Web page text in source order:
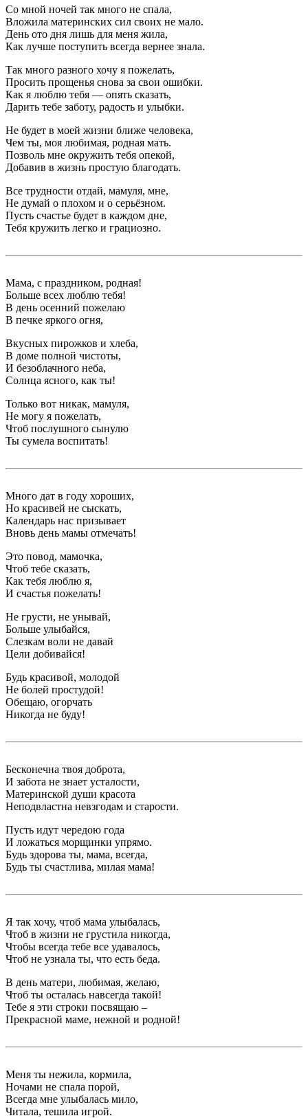
Со мной ночей так много не спала,
Вложила материнских сил своих не мало.
День ото дня лишь для меня жила,
Как лучше поступить всегда вернее знала.
Так много разного хочу я пожелать,
Просить прощенья снова за свои ошибки.
Как я люблю тебя — опять сказать,
Дарить тебе заботу, радость и улыбки.
Не будет в моей жизни ближе человека,
Чем ты, моя любимая, родная мать.
Позволь мне окружить тебя опекой,
Добавив в жизнь простую благодать.
Все трудности отдай, мамуля, мне,
Не думай о плохом и о серьёзном.
Пусть счастье будет в каждом дне,
Тебя кружить легко и грациозно.
Мама, с праздником, родная!
Больше всех люблю тебя!
В день осенний пожелаю
В печке яркого огня,
Вкусных пирожков и хлеба,
В доме полной чистоты,
И безоблачного неба,
Солнца ясного, как ты!
Только вот никак, мамуля,
Не могу я пожелать,
Чтоб послушного сынулю
Ты сумела воспитать!
Много дат в году хороших,
Но красивей не сыскать,
Календарь нас призывает
Вновь день мамы отмечать!
Это повод, мамочка,
Чтоб тебе сказать,
Как тебя люблю я,
И счастья пожелать!
Не грусти, не унывай,
Больше улыбайся,
Слезкам воли не давай
Цели добивайся!
Будь красивой, молодой
Не болей простудой!
Обещаю, огорчать
Никогда не буду!
Бесконечна твоя доброта,
И забота не знает усталости,
Материнской души красота
Неподвластна невзгодам и старости.
Пусть идут чередою года
И ложаться морщинки упрямо.
Будь здорова ты, мама, всегда,
Будь ты счастлива, милая мама!
Я так хочу, чтоб мама улыбалась,
Чтоб в жизни не грустила никогда,
Чтобы всегда тебе все удавалось,
Чтоб не узнала ты, что есть беда.
В день матери, любимая, желаю,
Чтоб ты осталась навсегда такой!
Тебе я эти строки посвящаю –
Прекрасной маме, нежной и родной!
Меня ты нежила, кормила,
Ночами не спала порой,
Всегда мне улыбалась мило,
Читала, тешила игрой.